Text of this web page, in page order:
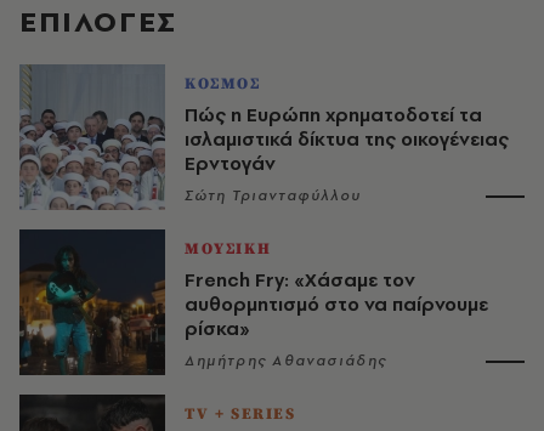
EΠΙΛΟΓΈΣ
ΚΟΣΜΟΣ
Πώς η Ευρώπη χρηματοδοτεί τα
ισλαμιστικά δίκτυα της οικογένειας
Ερντογάν
Σώτη Τριανταφύλλου
ΜΟΥΣΙΚΗ
French Fry: «Χάσαμε τον
αυθορμητισμό στο να παίρνουμε
ρίσκα»
Δημήτρης Αθανασιάδης
TV + SERIES